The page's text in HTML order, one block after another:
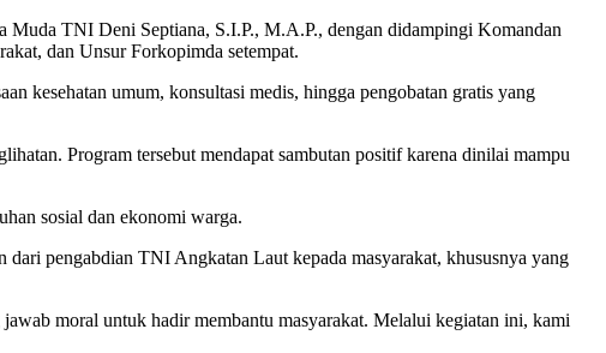
TNI Deni Septiana, S.I.P., M.A.P., dengan didampingi Komandan
dan Unsur Forkopimda setempat.
kesehatan umum, konsultasi medis, hingga pengobatan gratis yang
Program tersebut mendapat sambutan positif karena dinilai mampu
sosial dan ekonomi warga.
pengabdian TNI Angkatan Laut kepada masyarakat, khususnya yang
moral untuk hadir membantu masyarakat. Melalui kegiatan ini, kami